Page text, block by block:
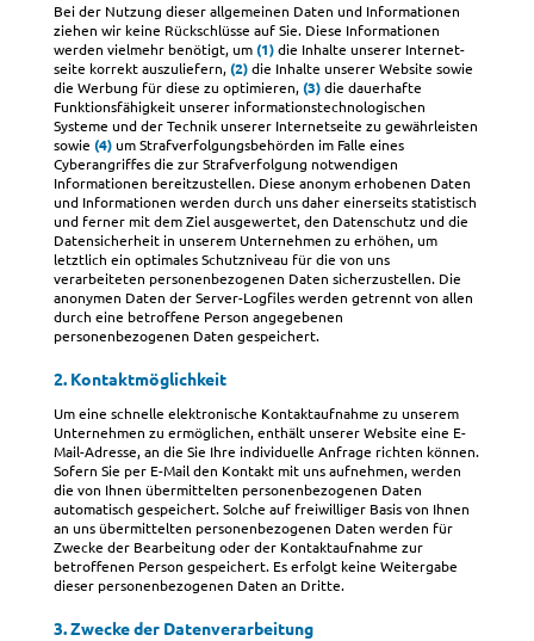
Bei der Nutzung dieser allgemeinen Daten und Informationen
ziehen wir keine Rückschlüsse auf Sie. Diese Informationen
werden vielmehr benötigt, um(1)die Inhalte unserer Internet-
seite korrekt auszuliefern,(2)die Inhalte unserer Website sowie
die Werbung für diese zu optimieren,(3)die dauerhafte
Funktionsfähigkeit unserer informationstechnologischen
Systeme und der Technik unserer Internetseite zu gewährleisten
sowie (4)um Strafverfolgungsbehörden im Falle eines
Cyberangriffes die zur Strafverfolgung notwendigen
Informationen bereitzustellen. Diese anonym erhobenen Daten
und Informationen werden durch uns daher einerseits statistisch
und ferner mit dem Ziel ausgewertet, den Datenschutz und die
Datensicherheit in unserem Unternehmen zu erhöhen, um
letztlich ein optimales Schutzniveau für die von uns
verarbeiteten personenbezogenen Daten sicherzustellen. Die
anonymen Daten der Server-Logfiles werden getrennt von allen
durch eine betroffene Person angegebenen
personenbezogenen Daten gespeichert.
2. Kontaktmöglichkeit
Um eine schnelle elektronische Kontaktaufnahme zu unserem
Unternehmen zu ermöglichen, enthält unserer Website eine E-
Mail-Adresse, an die Sie Ihre individuelle Anfrage richten können.
Sofern Sie per E-Mail den Kontakt mit uns aufnehmen, werden
die von Ihnen übermittelten personenbezogenen Daten
automatisch gespeichert. Solche auf freiwilliger Basis von Ihnen
an uns übermittelten personenbezogenen Daten werden für
Zwecke der Bearbeitung oder der Kontaktaufnahme zur
betroffenen Person gespeichert. Es erfolgt keine Weitergabe
dieser personenbezogenen Daten an Dritte.
3. Zwecke der Datenverarbeitung